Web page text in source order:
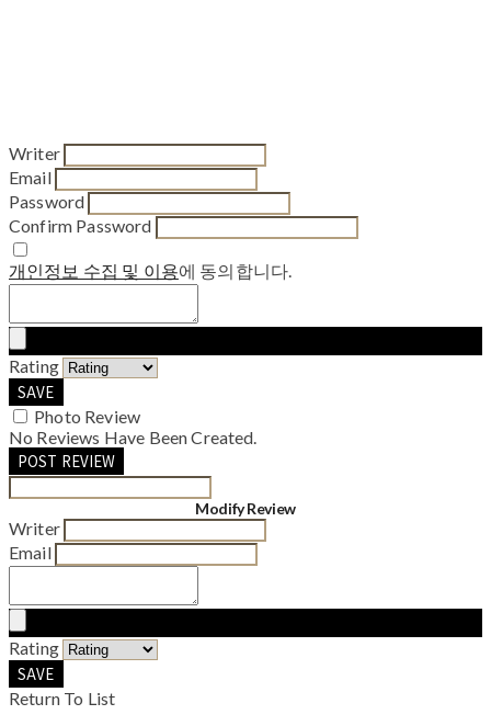
Writer
Email
Password
Confirm Password
개인정보 수집 및 이용에 동의합니다.
Rating
SAVE
Photo Review
No Reviews Have Been Created.
POST REVIEW
Modify Review
Writer
Email
Rating
SAVE
Return To List